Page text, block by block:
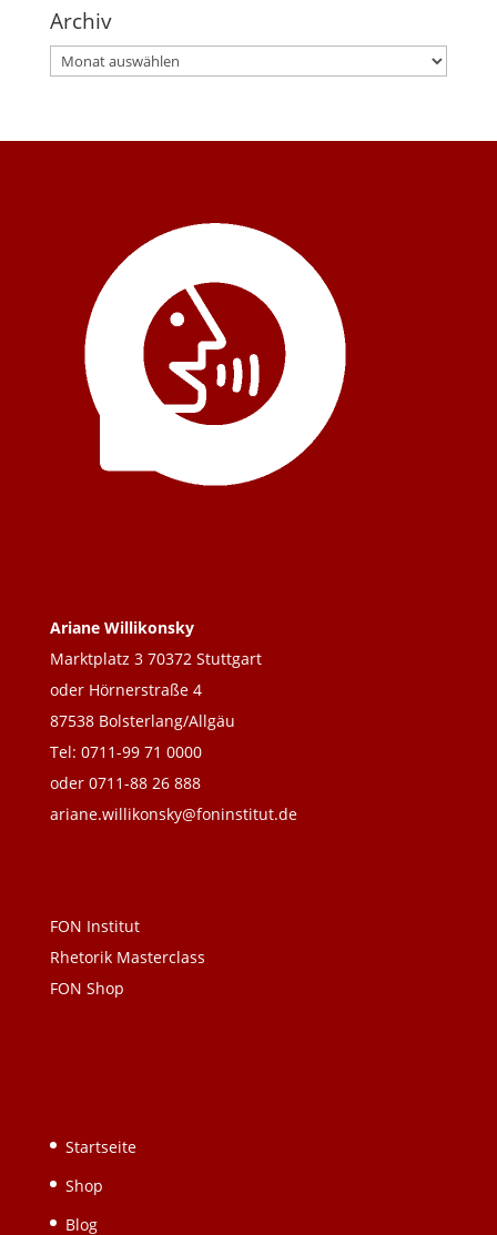
Archiv
Archiv
Ariane Willikonsky
Marktplatz 3 70372 Stuttgart
oder Hörnerstraße 4
87538 Bolsterlang/Allgäu
Tel: 0711-99 71 0000
oder 0711-88 26 888
ariane.willikonsky@foninstitut.de
FON Institut
Rhetorik Masterclass
FON Shop
Startseite
Shop
Blog